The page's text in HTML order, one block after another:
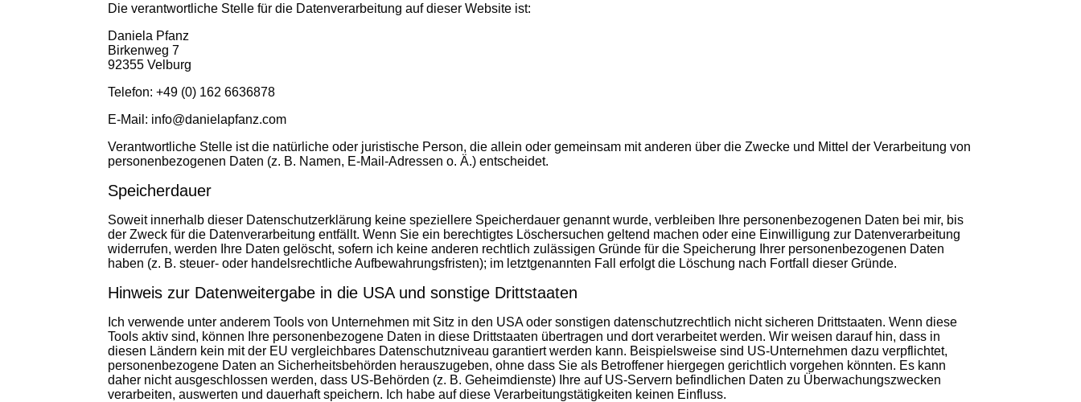
Die verantwortliche Stelle für die Datenverarbeitung auf dieser Website ist:
Daniela Pfanz
Birkenweg 7
92355 Velburg
Telefon: +49 (0) 162 6636878
E-Mail: info@danielapfanz.com
Verantwortliche Stelle ist die natürliche oder juristische Person, die allein oder gemeinsam mit anderen über die Zwecke und Mittel der Verarbeitung von
personenbezogenen Daten (z. B. Namen, E-Mail-Adressen o.Ä.)entscheidet.
Speicherdauer
Soweit innerhalb dieser Datenschutzerklärung keine speziellere Speicherdauer genannt wurde, verbleiben Ihre personenbezogenen Daten bei mir, bis
der Zweck für die Datenverarbeitung entfällt. Wenn Sie ein berechtigtes Löschersuchen geltend machen oder eine Einwilligung zur Datenverarbeitung
widerrufen, werden Ihre Daten gelöscht, sofern ich keine anderen rechtlich zulässigen Gründe für die Speicherung Ihrer personenbezogenen Daten
haben (z. B. steuer- oder handelsrechtliche Aufbewahrungsfristen); im letztgenannten Fall erfolgt die Löschung nach Fortfall dieser Gründe.
Hinweis zur Datenweitergabe in die USA und sonstige Drittstaaten
Ich verwende unter anderem Tools von Unternehmen mit Sitz in den USA oder sonstigen datenschutzrechtlich nicht sicheren Drittstaaten. Wenn diese
Tools aktiv sind, können Ihre personenbezogene Daten in diese Drittstaaten übertragen und dort verarbeitet werden. Wir weisen darauf hin, dass in
diesen Ländern kein mit der EU vergleichbares Datenschutzniveau garantiert werden kann. Beispielsweise sind US-Unternehmen dazu verpflichtet,
personenbezogene Daten an Sicherheitsbehörden herauszugeben, ohne dass Sie als Betroffener hiergegen gerichtlich vorgehen könnten. Es kann
daher nicht ausgeschlossen werden, dass US-Behörden (z. B. Geheimdienste) Ihre auf US-Servern befindlichen Daten zu Überwachungszwecken
verarbeiten, auswerten und dauerhaft speichern. Ich habe auf diese Verarbeitungstätigkeiten keinen Einfluss.